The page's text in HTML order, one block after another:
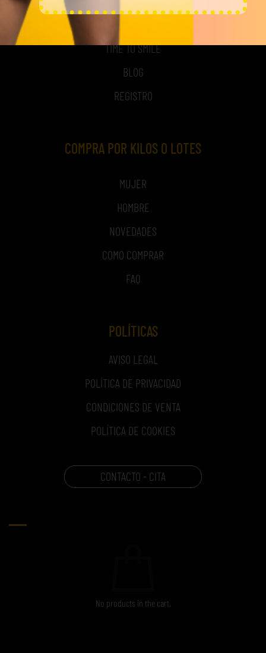
TIME TO SMILE
BLOG
REGISTRO
COMPRA POR KILOS O LOTES
MUJER
HOMBRE
NOVEDADES
COMO COMPRAR
FAQ
POLÍTICAS
AVISO LEGAL
POLÍTICA DE PRIVACIDAD
CONDICIONES DE VENTA
POLÍTICA DE COOKIES
CONTACTO - CITA
No products in the cart.